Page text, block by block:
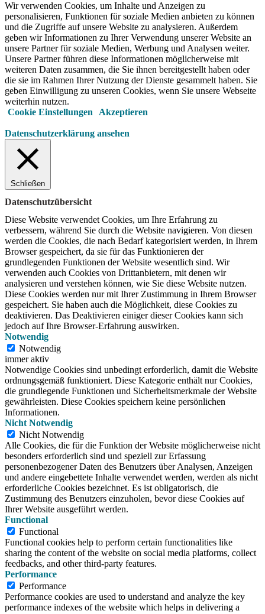
Wir verwenden Cookies, um Inhalte und Anzeigen zu
personalisieren, Funktionen für soziale Medien anbieten zu können
und die Zugriffe auf unsere Website zu analysieren. Außerdem
geben wir Informationen zu Ihrer Verwendung unserer Website an
unsere Partner für soziale Medien, Werbung und Analysen weiter.
Unsere Partner führen diese Informationen möglicherweise mit
weiteren Daten zusammen, die Sie ihnen bereitgestellt haben oder
die sie im Rahmen Ihrer Nutzung der Dienste gesammelt haben. Sie
geben Einwilligung zu unseren Cookies, wenn Sie unsere Webseite
weiterhin nutzen.
Cookie Einstellungen
Akzeptieren
Datenschutzerklärung ansehen
Schließen
Datenschutzübersicht
Diese Website verwendet Cookies, um Ihre Erfahrung zu
verbessern, während Sie durch die Website navigieren. Von diesen
werden die Cookies, die nach Bedarf kategorisiert werden, in Ihrem
Browser gespeichert, da sie für das Funktionieren der
grundlegenden Funktionen der Website wesentlich sind. Wir
verwenden auch Cookies von Drittanbietern, mit denen wir
analysieren und verstehen können, wie Sie diese Website nutzen.
Diese Cookies werden nur mit Ihrer Zustimmung in Ihrem Browser
gespeichert. Sie haben auch die Möglichkeit, diese Cookies zu
deaktivieren. Das Deaktivieren einiger dieser Cookies kann sich
jedoch auf Ihre Browser-Erfahrung auswirken.
Notwendig
Notwendig
immer aktiv
Notwendige Cookies sind unbedingt erforderlich, damit die Website
ordnungsgemäß funktioniert. Diese Kategorie enthält nur Cookies,
die grundlegende Funktionen und Sicherheitsmerkmale der Website
gewährleisten. Diese Cookies speichern keine persönlichen
Informationen.
Nicht Notwendig
Nicht Notwendig
Alle Cookies, die für die Funktion der Website möglicherweise nicht
besonders erforderlich sind und speziell zur Erfassung
personenbezogener Daten des Benutzers über Analysen, Anzeigen
und andere eingebettete Inhalte verwendet werden, werden als nicht
erforderliche Cookies bezeichnet. Es ist obligatorisch, die
Zustimmung des Benutzers einzuholen, bevor diese Cookies auf
Ihrer Website ausgeführt werden.
Functional
Functional
Functional cookies help to perform certain functionalities like
sharing the content of the website on social media platforms, collect
feedbacks, and other third-party features.
Performance
Performance
Performance cookies are used to understand and analyze the key
performance indexes of the website which helps in delivering a